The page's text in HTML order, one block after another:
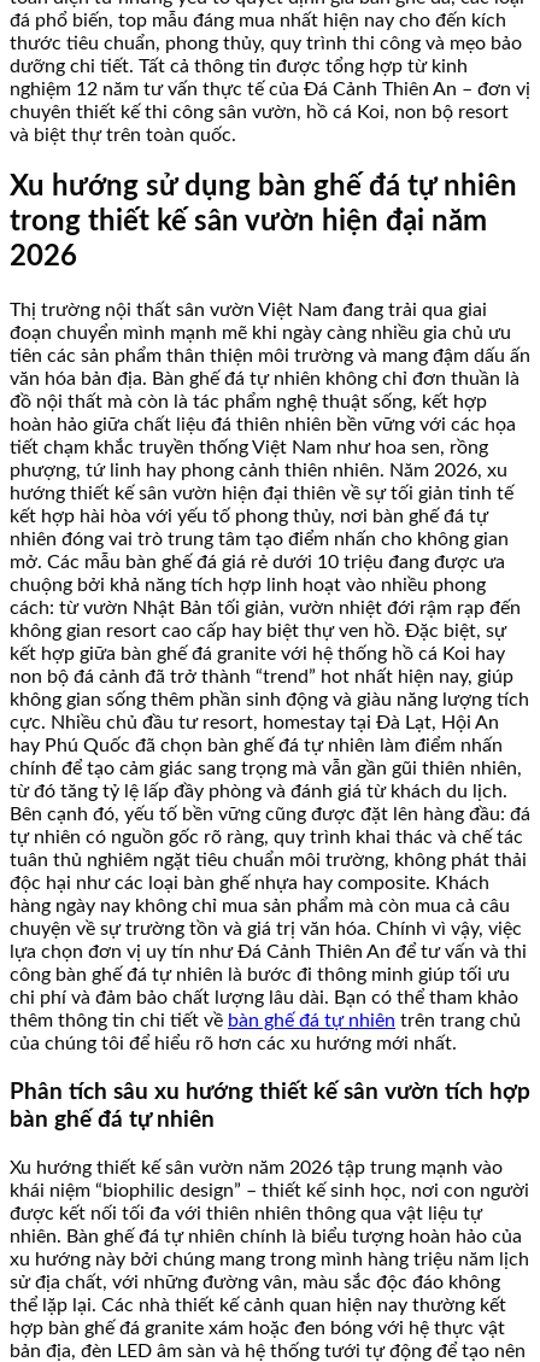
đá phổ biến, top mẫu đáng mua nhất hiện nay cho đến kích
thước tiêu chuẩn, phong thủy, quy trình thi công và mẹo bảo
dưỡng chi tiết. Tất cả thông tin được tổng hợp từ kinh
nghiệm 12 năm tư vấn thực tế của Đá Cảnh Thiên An – đơn vị
chuyên thiết kế thi công sân vườn, hồ cá Koi, non bộ resort
và biệt thự trên toàn quốc.
Xu hướng sử dụng bàn ghế đá tự nhiên
trong thiết kế sân vườn hiện đại năm
2026
Thị trường nội thất sân vườn Việt Nam đang trải qua giai
đoạn chuyển mình mạnh mẽ khi ngày càng nhiều gia chủ ưu
tiên các sản phẩm thân thiện môi trường và mang đậm dấu ấn
văn hóa bản địa. Bàn ghế đá tự nhiên không chỉ đơn thuần là
đồ nội thất mà còn là tác phẩm nghệ thuật sống, kết hợp
hoàn hảo giữa chất liệu đá thiên nhiên bền vững với các họa
tiết chạm khắc truyền thống Việt Nam như hoa sen, rồng
phượng, tứ linh hay phong cảnh thiên nhiên. Năm 2026, xu
hướng thiết kế sân vườn hiện đại thiên về sự tối giản tinh tế
kết hợp hài hòa với yếu tố phong thủy, nơi bàn ghế đá tự
nhiên đóng vai trò trung tâm tạo điểm nhấn cho không gian
mở. Các mẫu bàn ghế đá giá rẻ dưới 10 triệu đang được ưa
chuộng bởi khả năng tích hợp linh hoạt vào nhiều phong
cách: từ vườn Nhật Bản tối giản, vườn nhiệt đới rậm rạp đến
không gian resort cao cấp hay biệt thự ven hồ. Đặc biệt, sự
kết hợp giữa bàn ghế đá granite với hệ thống hồ cá Koi hay
non bộ đá cảnh đã trở thành “trend” hot nhất hiện nay, giúp
không gian sống thêm phần sinh động và giàu năng lượng tích
cực. Nhiều chủ đầu tư resort, homestay tại Đà Lạt, Hội An
hay Phú Quốc đã chọn bàn ghế đá tự nhiên làm điểm nhấn
chính để tạo cảm giác sang trọng mà vẫn gần gũi thiên nhiên,
từ đó tăng tỷ lệ lấp đầy phòng và đánh giá từ khách du lịch.
Bên cạnh đó, yếu tố bền vững cũng được đặt lên hàng đầu: đá
tự nhiên có nguồn gốc rõ ràng, quy trình khai thác và chế tác
tuân thủ nghiêm ngặt tiêu chuẩn môi trường, không phát thải
độc hại như các loại bàn ghế nhựa hay composite. Khách
hàng ngày nay không chỉ mua sản phẩm mà còn mua cả câu
chuyện về sự trường tồn và giá trị văn hóa. Chính vì vậy, việc
lựa chọn đơn vị uy tín như Đá Cảnh Thiên An để tư vấn và thi
công bàn ghế đá tự nhiên là bước đi thông minh giúp tối ưu
chi phí và đảm bảo chất lượng lâu dài. Bạn có thể tham khảo
thêm thông tin chi tiết về bàn ghế đá tự nhiên trên trang chủ
của chúng tôi để hiểu rõ hơn các xu hướng mới nhất.
Phân tích sâu xu hướng thiết kế sân vườn tích hợp
bàn ghế đá tự nhiên
Xu hướng thiết kế sân vườn năm 2026 tập trung mạnh vào
khái niệm “biophilic design” – thiết kế sinh học, nơi con người
được kết nối tối đa với thiên nhiên thông qua vật liệu tự
nhiên. Bàn ghế đá tự nhiên chính là biểu tượng hoàn hảo của
xu hướng này bởi chúng mang trong mình hàng triệu năm lịch
sử địa chất, với những đường vân, màu sắc độc đáo không
thể lặp lại. Các nhà thiết kế cảnh quan hiện nay thường kết
hợp bàn ghế đá granite xám hoặc đen bóng với hệ thực vật
bản địa, đèn LED âm sàn và hệ thống tưới tự động để tạo nên